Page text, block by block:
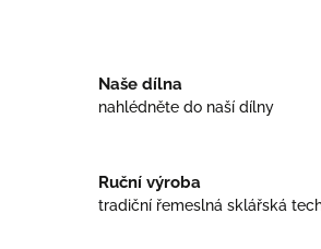
Naše dílna
nahlédněte do naší dílny
Ruční výroba
tradiční řemeslná sklářská